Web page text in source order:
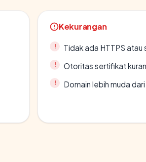
Kekurangan
Tidak ada HTTPS
Otoritas sertifikat
Domain lebih muda dari